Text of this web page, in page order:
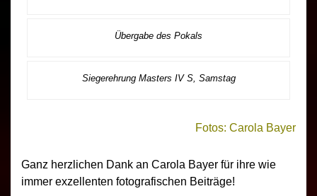
Übergabe des Pokals
Siegerehrung Masters IV S, Samstag
Fotos: Carola Bayer
Ganz herzlichen Dank an Carola Bayer für ihre wie
immer exzellenten fotografischen Beiträge!